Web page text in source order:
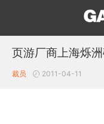
页游厂商上海烁
裁员 2011-04-11